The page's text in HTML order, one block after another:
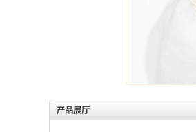
产品展厅